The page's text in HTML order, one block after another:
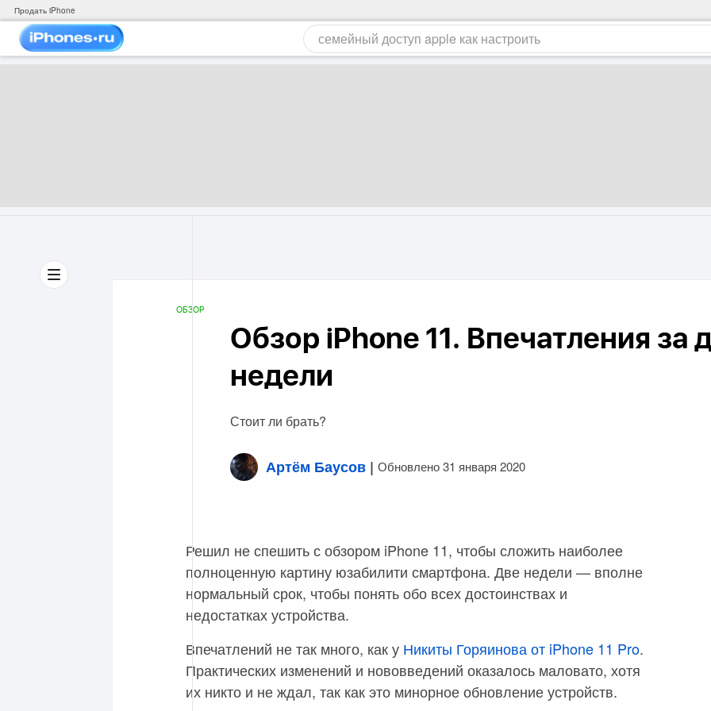
Продать iPhone
ОБЗОР
Обзор iPhone 11. Впечатления за
недели
Стоит ли брать?
Артём Баусов | Обновлено 31 января 2020
Решил не спешить с обзором iPhone 11, чтобы сложить наиболее
полноценную картину юзабилити смартфона. Две недели — вполне
нормальный срок, чтобы понять обо всех достоинствах и
недостатках устройства.
Впечатлений не так много, как у Никиты Горяинова от iPhone 11 Pro.
Практических изменений и нововведений оказалось маловато, хотя
их никто и не ждал, так как это минорное обновление устройств.